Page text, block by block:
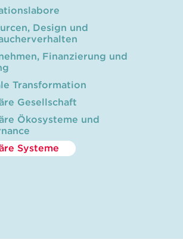
Design und
Finanzierung und
Transformation
Gesellschaft
Ökosysteme und
Systeme